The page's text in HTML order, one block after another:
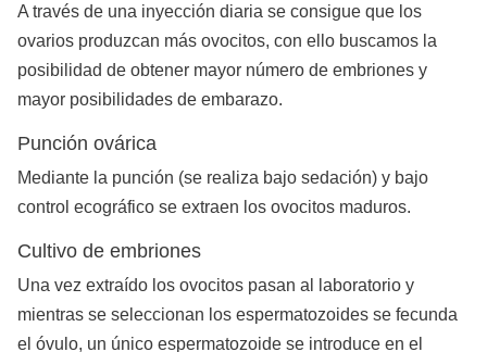
A través de una inyección diaria se consigue que los
ovarios produzcan más ovocitos, con ello buscamos la
posibilidad de obtener mayor número de embriones y
mayor posibilidades de embarazo.
Punción ovárica
Mediante la punción (se realiza bajo sedación) y bajo
control ecográfico se extraen los ovocitos maduros.
Cultivo de embriones
Una vez extraído los ovocitos pasan al laboratorio y
mientras se seleccionan los espermatozoides se fecunda
el óvulo, un único espermatozoide se introduce en el